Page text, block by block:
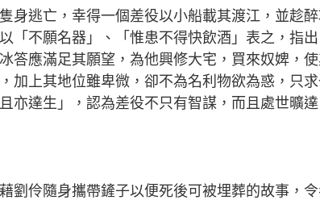
身逃亡，幸得一個差役以小船載其渡江，並趁
「不願名器」、「惟患不得快飲酒」表之，指出
答應滿足其願望，為他興修大宅，買來奴婢，
加上其地位雖卑微，卻不為名利物欲為惑，只
亦達生」，認為差役不只有智謀，而且處世曠達
劉伶隨身攜帶鏟子以便死後可被埋葬的故事，